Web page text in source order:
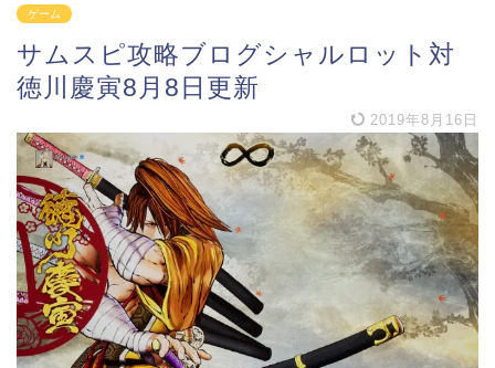
ゲーム
サムスピ攻略ブログシャルロット対
徳川慶寅8月8日更新
2019年8月16日